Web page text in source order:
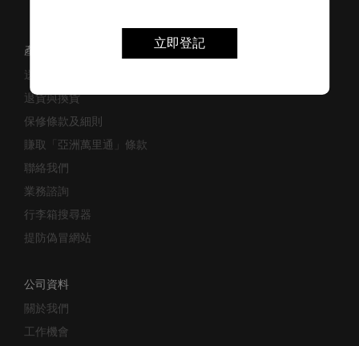
立即登記
產品支援/常見問題
送貨安排
退貨與換貨
保修條款及細則
賺取「亞洲萬里通」條款
聯絡我們
業務諮詢
行李箱搜尋器
提防偽冒網站
公司資料
關於我們
工作機會